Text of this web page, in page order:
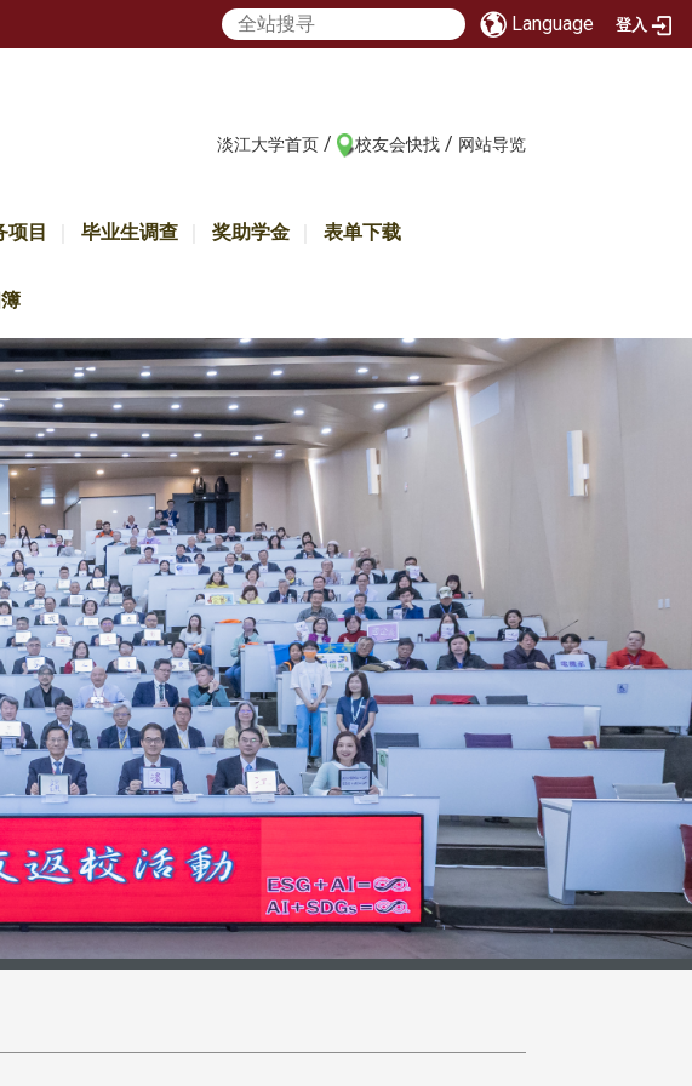
Language 登入
淡江大学首页 / 校友会快找 / 网站导览
项目 毕业生调查 奖助学金 表单下载